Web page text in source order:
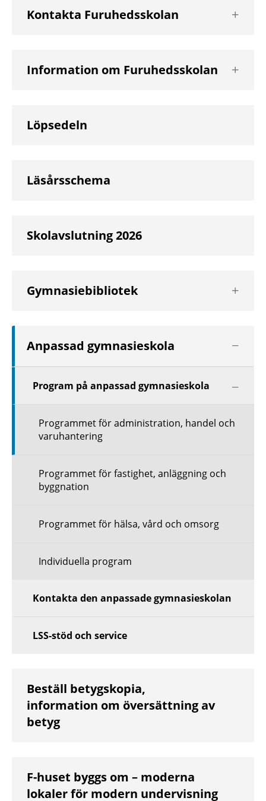
Kontakta Furuhedsskolan
nästa
Information om Furuhedsskolan
nästa
Löpsedeln
Läsårsschema
Skolavslutning 2026
Gymnasiebibliotek
nästa
Anpassad gymnasieskola
Program på anpassad gymnasieskola
Programmet för administration, handel och
varuhantering
Programmet för fastighet, anläggning och
byggnation
Programmet för hälsa, vård och omsorg
Individuella program
Kontakta den anpassade gymnasieskolan
LSS-stöd och service
Beställ betygskopia,
information om översättning av
betyg
F-huset byggs om – moderna
lokaler för modern undervisning